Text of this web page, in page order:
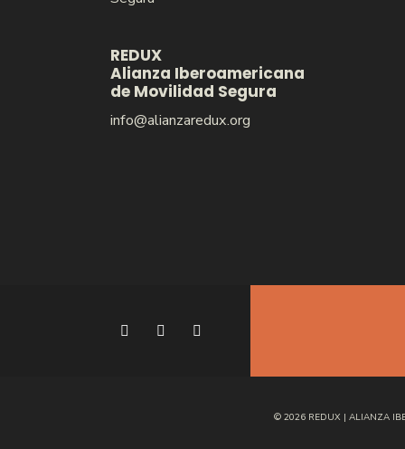
REDUX
Alianza Iberoamericana
de Movilidad Segura
info@alianzaredux.org
© 2026 REDUX | ALIANZA